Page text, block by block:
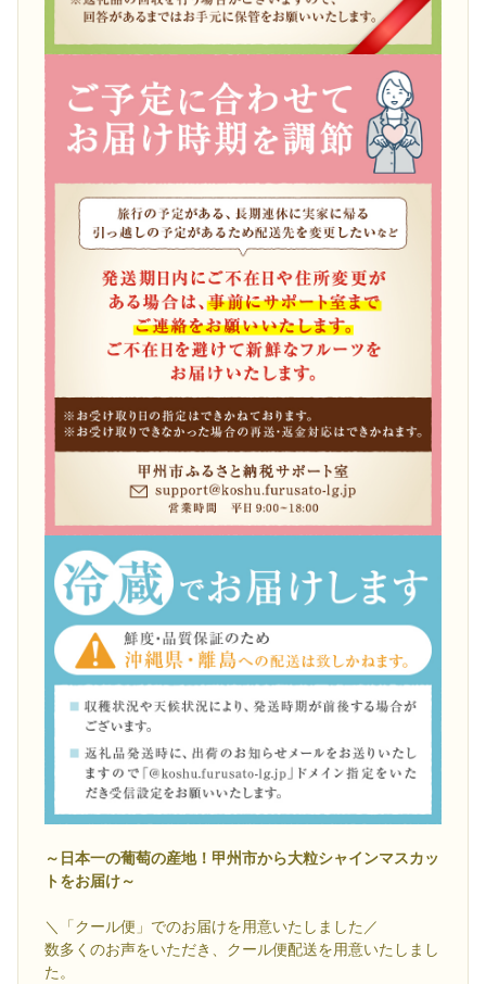
～日本一の葡萄の産地！甲州市から大粒シャインマスカッ
トをお届け～
＼「クール便」でのお届けを用意いたしました／
数多くのお声をいただき、クール便配送を用意いたしまし
た。